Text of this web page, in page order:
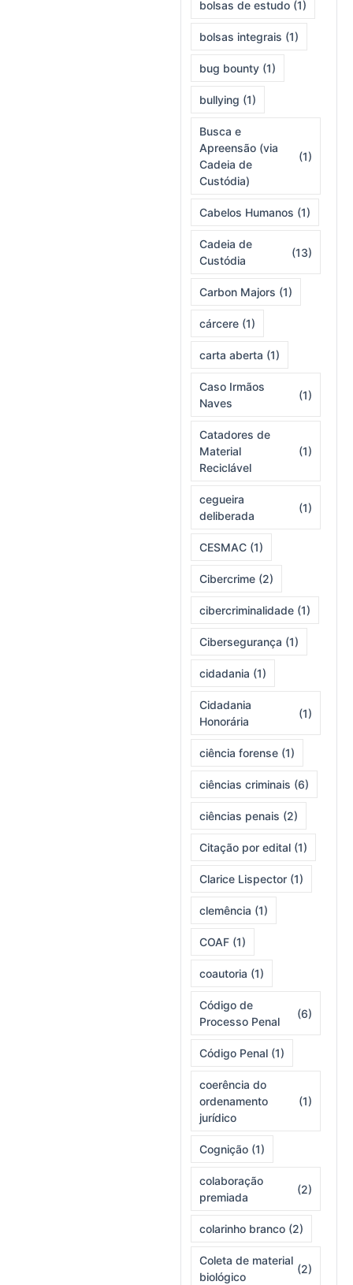
bolsas de estudo (1)
bolsas integrais (1)
bug bounty (1)
bullying (1)
Busca e
Apreensão (via
Cadeia de
Custódia)
(1)
Cabelos Humanos (1)
Cadeia de
Custódia
(13)
Carbon Majors (1)
cárcere (1)
carta aberta (1)
Caso Irmãos
Naves
(1)
Catadores de
Material
Reciclável
(1)
cegueira
deliberada
(1)
CESMAC (1)
Cibercrime (2)
cibercriminalidade (1)
Cibersegurança (1)
cidadania (1)
Cidadania
Honorária
(1)
ciência forense (1)
ciências criminais (6)
ciências penais (2)
Citação por edital (1)
Clarice Lispector (1)
clemência (1)
COAF (1)
coautoria (1)
Código de
Processo Penal
(6)
Código Penal (1)
coerência do
ordenamento
jurídico
(1)
Cognição (1)
colaboração
premiada
(2)
colarinho branco (2)
Coleta de material
biológico
(2)